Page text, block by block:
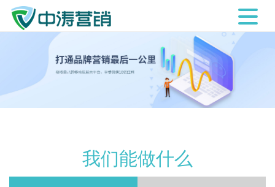
我们能做什么